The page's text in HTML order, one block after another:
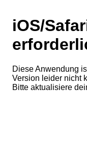
iOS/
Diese Anwendung
Version leider nicht
Bitte aktualisiere